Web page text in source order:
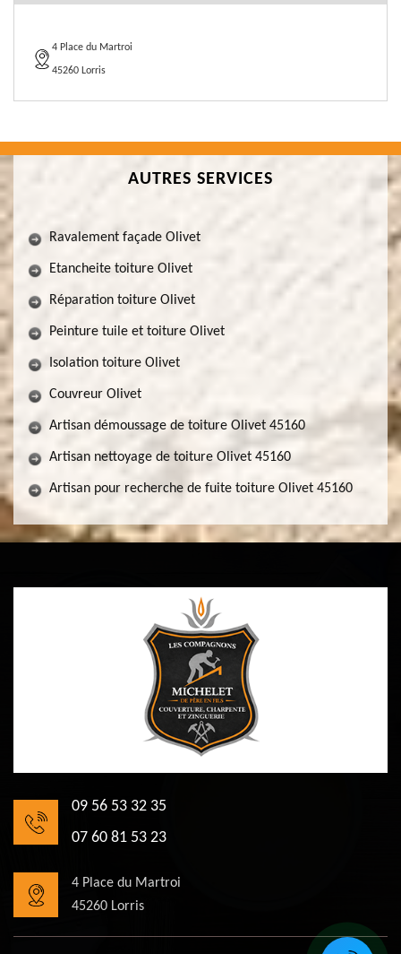
4 Place du Martroi
45260 Lorris
AUTRES SERVICES
Ravalement façade Olivet
Etancheite toiture Olivet
Réparation toiture Olivet
Peinture tuile et toiture Olivet
Isolation toiture Olivet
Couvreur Olivet
Artisan démoussage de toiture Olivet 45160
Artisan nettoyage de toiture Olivet 45160
Artisan pour recherche de fuite toiture Olivet 45160
09 56 53 32 35
07 60 81 53 23
4 Place du Martroi
45260 Lorris